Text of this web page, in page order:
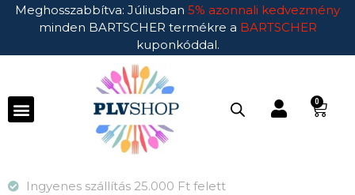
Meghosszabbítva: Júliusban 5% azonnali kedvezmény
minden BARTSCHER termékre a BARTSCHER
kuponkóddal.
0
Ingyenes szállítás 25.000 Ft felett